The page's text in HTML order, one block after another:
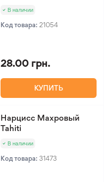
В наличии
Код товара: 21054
28.00 грн.
КУПИТЬ
Нарцисс Махровый
Tahiti
В наличии
Код товара: 31473